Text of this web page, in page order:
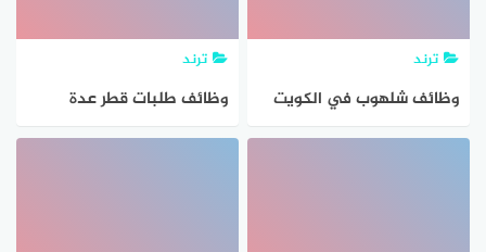
ترند
وظائف شلهوب في الكويت
للمواطنين والاجانب
ترند
وظائف طلبات قطر عدة
تخصصات للمواطنين